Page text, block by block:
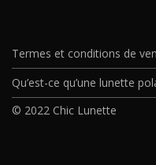
Termes et conditions de
Qu’est-ce qu’une lunette
© 2022 Chic Lunette